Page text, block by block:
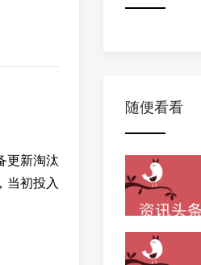
更新淘汰
当初投入
随便看看